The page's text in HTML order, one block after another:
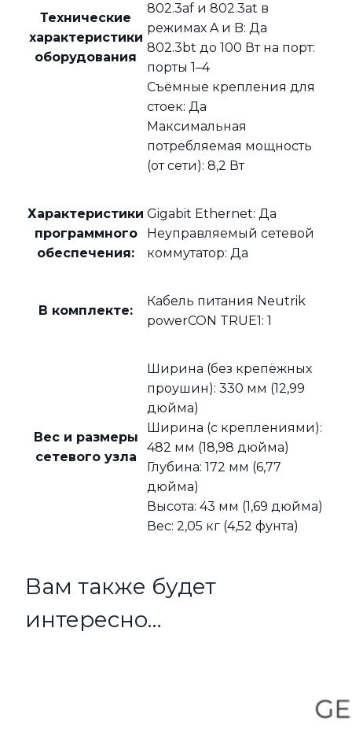
Технические
характеристики
оборудования
802.3af и 802.3at в
режимах A и B: Да
802.3bt до 100 Вт на порт:
порты 1–4
Съёмные крепления для
стоек: Да
Максимальная
потребляемая мощность
(от сети): 8,2 Вт
Характеристики
программного
обеспечения:
Gigabit Ethernet: Да
Неуправляемый сетевой
коммутатор: Да
В комплекте:
Кабель питания Neutrik
powerCON TRUE1: 1
Вес и размеры
сетевого узла
Ширина (без крепёжных
проушин): 330 мм (12,99
дюйма)
Ширина (с креплениями):
482 мм (18,98 дюйма)
Глубина: 172 мм (6,77
дюйма)
Высота: 43 мм (1,69 дюйма)
Вес: 2,05 кг (4,52 фунта)
Вам также будет
интересно…